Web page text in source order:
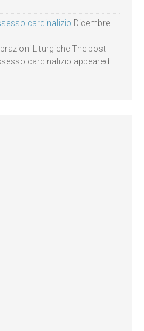
cardinalizio Dicembre
Liturgiche The post
cardinalizio appeared